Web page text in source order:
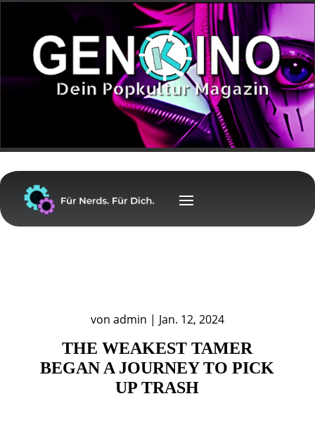
von admin | Jan. 12, 2024
THE WEAKEST TAMER
BEGAN A JOURNEY TO PICK
UP TRASH